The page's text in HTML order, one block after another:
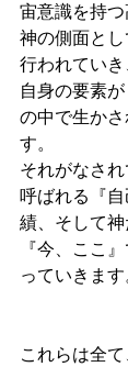
宙意識を持
神の側面と
行われてい
自身の要素
の中で生か
す。
それがなさ
呼ばれる『
績、そして
『今、ここ
っていきます
これらは全